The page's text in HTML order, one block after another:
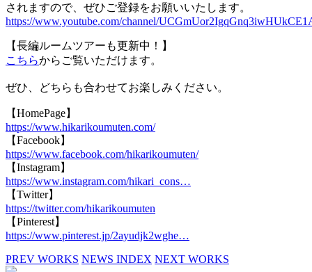
されますので、ぜひご登録をお願いいたします。
https://www.youtube.com/channel/
【長編ルームツアーも更新中！】
こちらからご覧いただけます。
ぜひ、どちらも合わせてお楽しみください。
【HomePage】
https://www.hikarikoumuten.com/
【Facebook】
https://www.facebook.com/hikarikoumuten/
【Instagram】
https://www.instagram.com/hikari_cons…
【Twitter】
https://twitter.com/hikarikoumuten
【Pinterest】
https://www.pinterest.jp/2ayudjk2wghe…
PREV WORKS NEWS INDEX NEXT WORKS